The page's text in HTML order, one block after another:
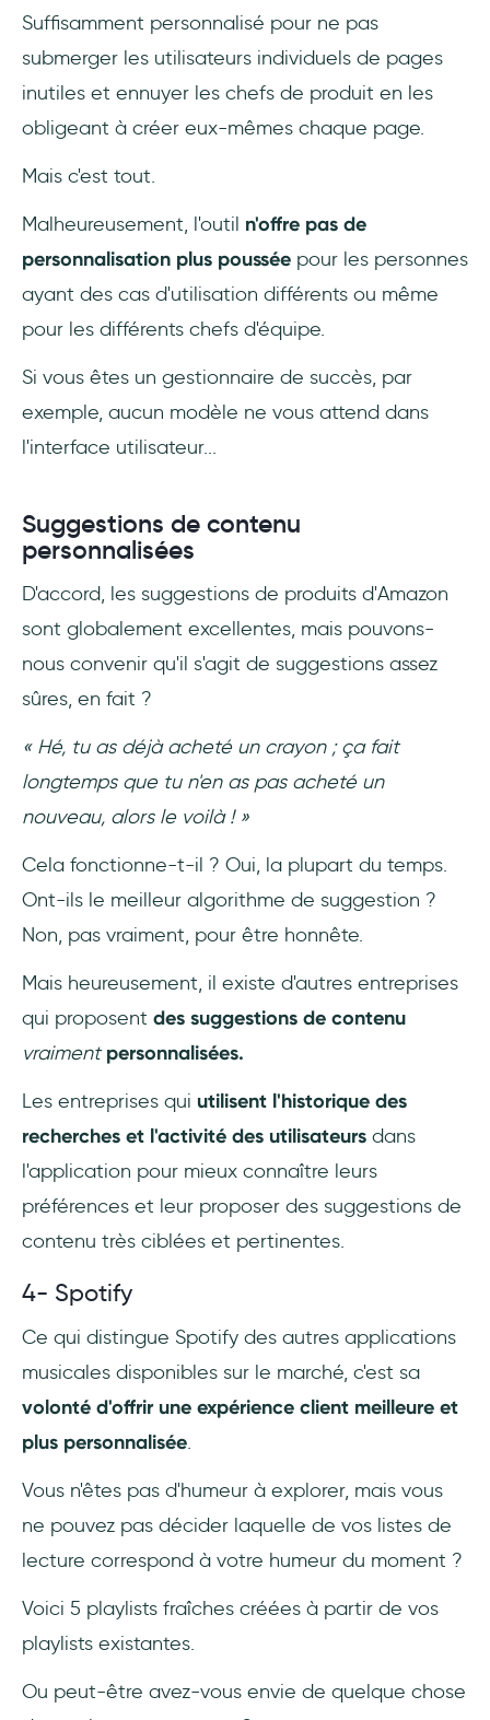
Suffisamment personnalisé pour ne pas
submerger les utilisateurs individuels de pages
inutiles et ennuyer les chefs de produit en les
obligeant à créer eux-mêmes chaque page.
Mais c'est tout.
Malheureusement, l'outil n'offre pas de
personnalisation plus poussée pour les personnes
ayant des cas d'utilisation différents ou même
pour les différents chefs d'équipe.
Si vous êtes un gestionnaire de succès, par
exemple, aucun modèle ne vous attend dans
l'interface utilisateur...
Suggestions de contenu
personnalisées
D'accord, les suggestions de produits d'Amazon
sont globalement excellentes, mais pouvons-
nous convenir qu'il s'agit de suggestions assez
sûres, en fait ?
« Hé, tu as déjà acheté un crayon ; ça fait
longtemps que tu n'en as pas acheté un
nouveau, alors le voilà ! »
Cela fonctionne-t-il ? Oui, la plupart du temps.
Ont-ils le meilleur algorithme de suggestion ?
Non, pas vraiment, pour être honnête.
Mais heureusement, il existe d'autres entreprises
qui proposent des suggestions de contenu
vraimentpersonnalisées.
Les entreprises qui utilisent l'historique des
recherches et l'activité des utilisateurs dans
l'application pour mieux connaître leurs
préférences et leur proposer des suggestions de
contenu très ciblées et pertinentes.
4- Spotify
Ce qui distingue Spotify des autres applications
musicales disponibles sur le marché, c'est sa
volonté d'offrir une expérience client meilleure et
plus personnalisée.
Vous n'êtes pas d'humeur à explorer, mais vous
ne pouvez pas décider laquelle de vos listes de
lecture correspond à votre humeur du moment ?
Voici 5 playlists fraîches créées à partir de vos
playlists existantes.
Ou peut-être avez-vous envie de quelque chose